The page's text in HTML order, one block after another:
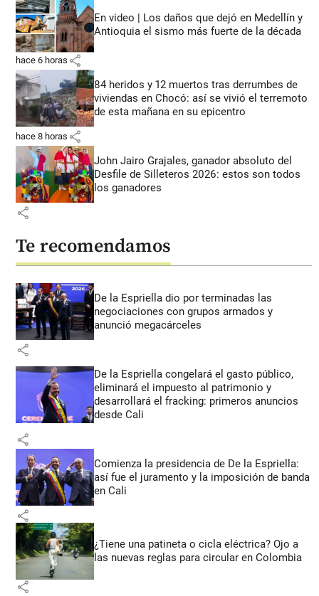
En video | Los daños que dejó en Medellín y
Antioquia el sismo más fuerte de la década
hace 6 horas share
84 heridos y 12 muertos tras derrumbes de
viviendas en Chocó: así se vivió el terremoto
de esta mañana en su epicentro
hace 8 horas share
John Jairo Grajales, ganador absoluto del
Desfile de Silleteros 2026: estos son todos
los ganadores
share
Te recomendamos
De la Espriella dio por terminadas las
negociaciones con grupos armados y
anunció megacárceles
share
De la Espriella congelará el gasto público,
eliminará el impuesto al patrimonio y
desarrollará el fracking: primeros anuncios
desde Cali
share
Comienza la presidencia de De la Espriella:
así fue el juramento y la imposición de banda
en Cali
share
¿Tiene una patineta o cicla eléctrica? Ojo a
las nuevas reglas para circular en Colombia
share